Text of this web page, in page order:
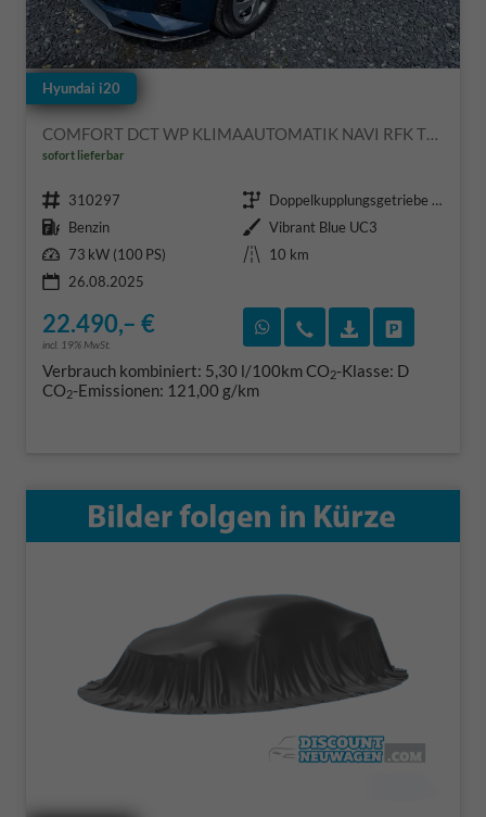
Hyundai i20
COMFORT DCT WP KLIMAAUTOMATIK NAVI RFK TEMPOMAT
sofort lieferbar
Fahrzeugnr. 310297 Getriebe
Doppelkupplungsgetriebe (DSG)
Kraftstoff Benzin Außenfarbe Vibrant Blue UC3
Leistung 73 kW (100 PS) Kilometerstand
10 km
26.08.2025
22.490,– €
incl. 19% MwSt.
Rückruf vereinbaren
Wir rufen Sie an
Verbrauch kombiniert: 5,30 l/100kmCO2-Klasse: D
CO2-Emissionen: 121,00 g/km